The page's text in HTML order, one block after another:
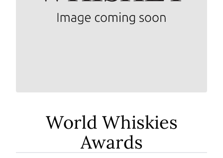
World Whiskies
Awards